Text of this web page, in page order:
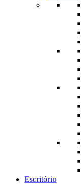
Escritório